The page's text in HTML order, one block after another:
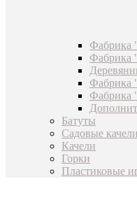
Фабрика
Фабрика
Фабрика
Батуты
Садовые качели
Качели
Горки
Пластиковые